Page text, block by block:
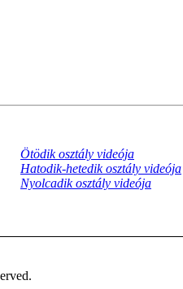
Ötödik osztály videója
Hatodik-hetedik osztály videója
Nyolcadik osztály videója